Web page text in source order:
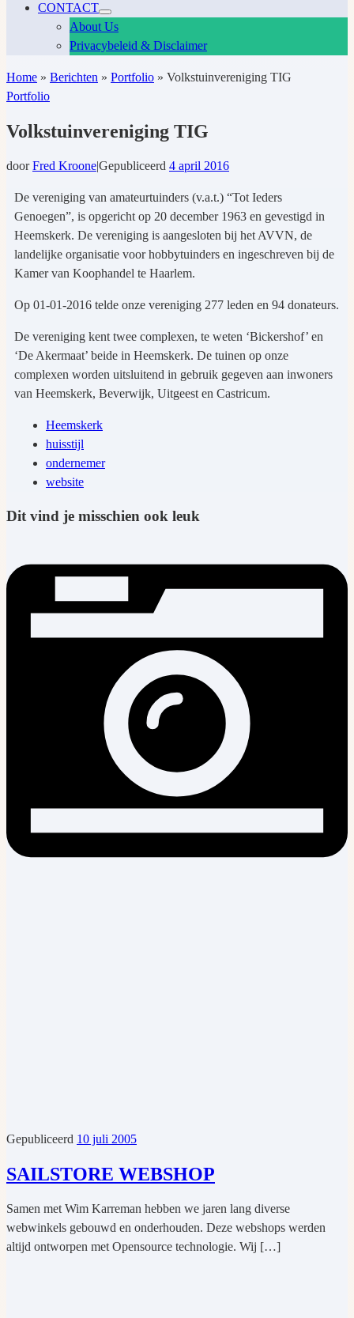
CONTACT
About Us
Privacybeleid & Disclaimer
Home » Berichten » Portfolio » Volkstuinvereniging TIG
Portfolio
Volkstuinvereniging TIG
doorFred Kroone|Gepubliceerd 4 april 2016
De vereniging van amateurtuinders (v.a.t.) “Tot Ieders
Genoegen”, is opgericht op 20 december 1963 en gevestigd in
Heemskerk. De vereniging is aangesloten bij het AVVN, de
landelijke organisatie voor hobbytuinders en ingeschreven bij de
Kamer van Koophandel te Haarlem.
Op 01-01-2016 telde onze vereniging 277 leden en 94 donateurs.
De vereniging kent twee complexen, te weten ‘Bickershof’ en
‘De Akermaat’ beide in Heemskerk. De tuinen op onze
complexen worden uitsluitend in gebruik gegeven aan inwoners
van Heemskerk, Beverwijk, Uitgeest en Castricum.
Heemskerk
huisstijl
ondernemer
website
Dit vind je misschien ook leuk
Gepubliceerd 10 juli 2005
SAILSTORE WEBSHOP
Samen met Wim Karreman hebben we jaren lang diverse
webwinkels gebouwd en onderhouden. Deze webshops werden
altijd ontworpen met Opensource technologie. Wij […]